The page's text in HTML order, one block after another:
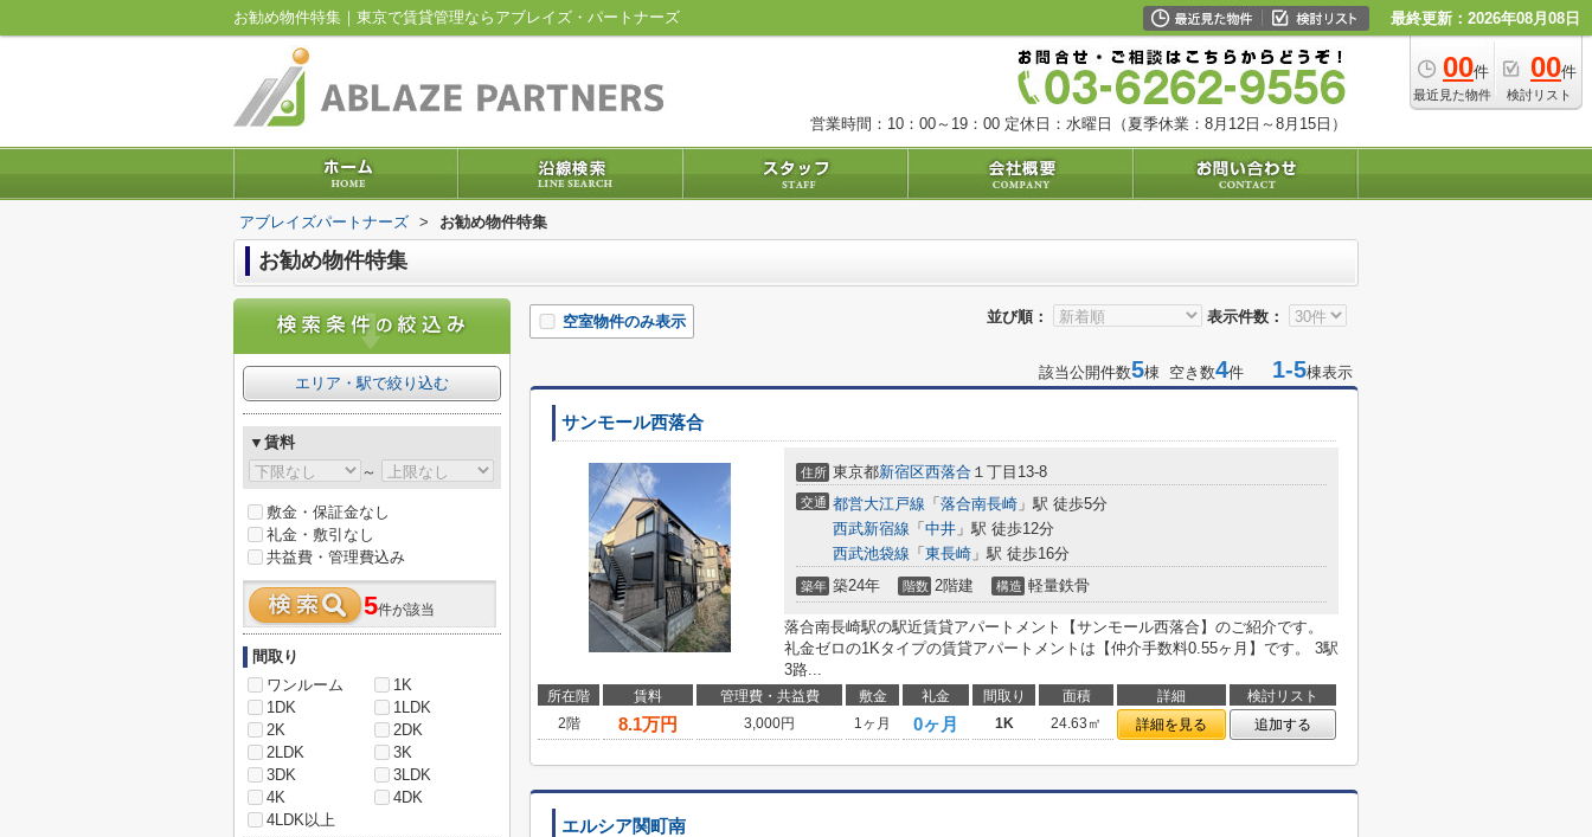
お勧め物件特集｜東京で賃貸管理ならアブレイズ・パートナーズ 最終更新：2026年08月08日
00件
最近見た物件
00件
検討リスト
営業時間：10：00～19：00 定休日：水曜日（夏季休業：8月12日～8月15日）
アブレイズパートナーズ > お勧め物件特集
お勧め物件特集
並び順： 表示件数：
空室物件のみ表示
該当公開件数5棟 空き数4件 1-5棟表示
サンモール西落合
住所 東京都新宿区西落合 １丁目13-8
交通 都営大江戸線 「 落合南長崎 」駅 徒歩5分
西武新宿線 「 中井 」駅 徒歩12分
西武池袋線 「 東長崎 」駅 徒歩16分
築年 築24年 階数 2階建 構造 軽量鉄骨
落合南長崎駅の駅近賃貸アパートメント【サンモール西落合】のご紹介です。
礼金ゼロの1Kタイプの賃貸アパートメントは【仲介手数料0.55ヶ月】です。 3駅
3路...
所在階 賃料 管理費・共益費 敷金 礼金 間取り 面積 詳細
検討リスト
2階
8.1万円 3,000円 1ヶ月 0ヶ月 1K 24.63㎡ 詳細を見る 追加する
エルシア関町南
エリア・駅で絞り込む
▼賃料
～
敷金・保証金なし
礼金・敷引なし
共益費・管理費込み
5件が該当
間取り
ワンルーム
1K
1DK
1LDK
2K
2DK
2LDK
3K
3DK
3LDK
4K
4DK
4LDK以上